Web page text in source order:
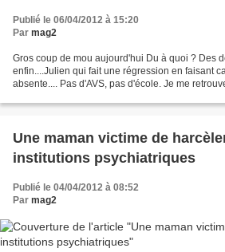
Publié le 06/04/2012 à 15:20
Par mag2
Gros coup de mou aujourd'hui Du à quoi ? Des
enfin....Julien qui fait une régression en faisant
absente.... Pas d'AVS, pas d'école. Je me
Une maman victime de
institutions psychiatriques
Publié le 04/04/2012 à 08:52
Par mag2